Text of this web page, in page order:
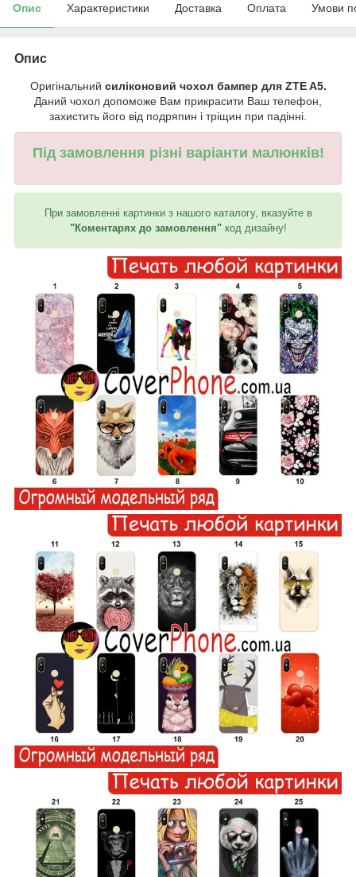
Опис Характеристики Доставка Оплата Умови
Опис
Оригінальний силіконовий чохол бампер для ZTE A5.
Даний чохол допоможе Вам прикрасити Ваш телефон,
захистить його від подряпин і тріщин при падінні.
Під замовлення різні варіанти малюнків!
При замовленні картинки з нашого каталогу, вказуйте в
"Коментарях до замовлення"код дизайну!